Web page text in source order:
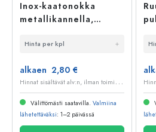
Inox-kaatonokka
metallikannella,
terästä, hopea
Hinta per kpl
alkaen 2,80 €
H
innat sisältävät alv:n, ilman toimituskuluja
Välittömästi saatavilla. Valmiina
lähetettäväksi: 1–2 päivässä